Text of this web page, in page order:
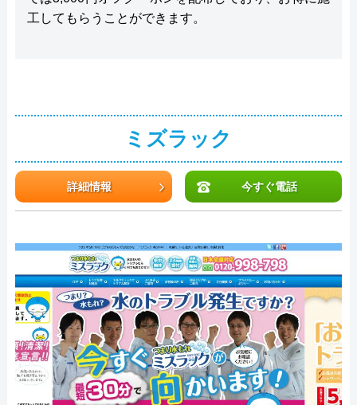
工してもらうことができます。
ミズラック
詳細情報 今すぐ電話